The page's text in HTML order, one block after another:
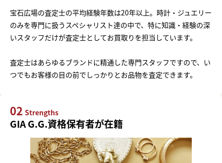
宝石広場の査定士の平均経験年数は20年以上。時計・ジュエリー
のみを専門に扱うスペシャリスト達の中で、特に知識・経験の深
いスタッフだけが査定士としてお買取りを担当しています。
査定士はあらゆるブランドに精通した専門スタッフですので、い
つでもお客様の目の前でしっかりとお品物を査定できます。
02 Strengths
GIA G.G.資格保有者が在籍